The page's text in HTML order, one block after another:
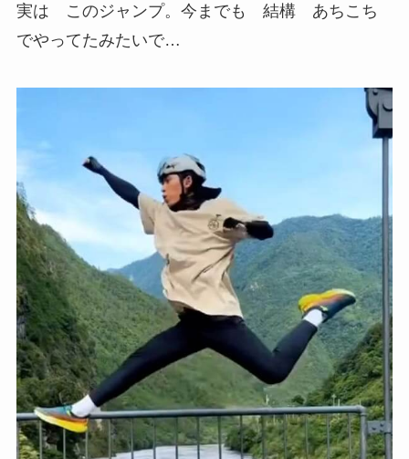
実は このジャンプ。今までも 結構 あちこち
でやってたみたいで…